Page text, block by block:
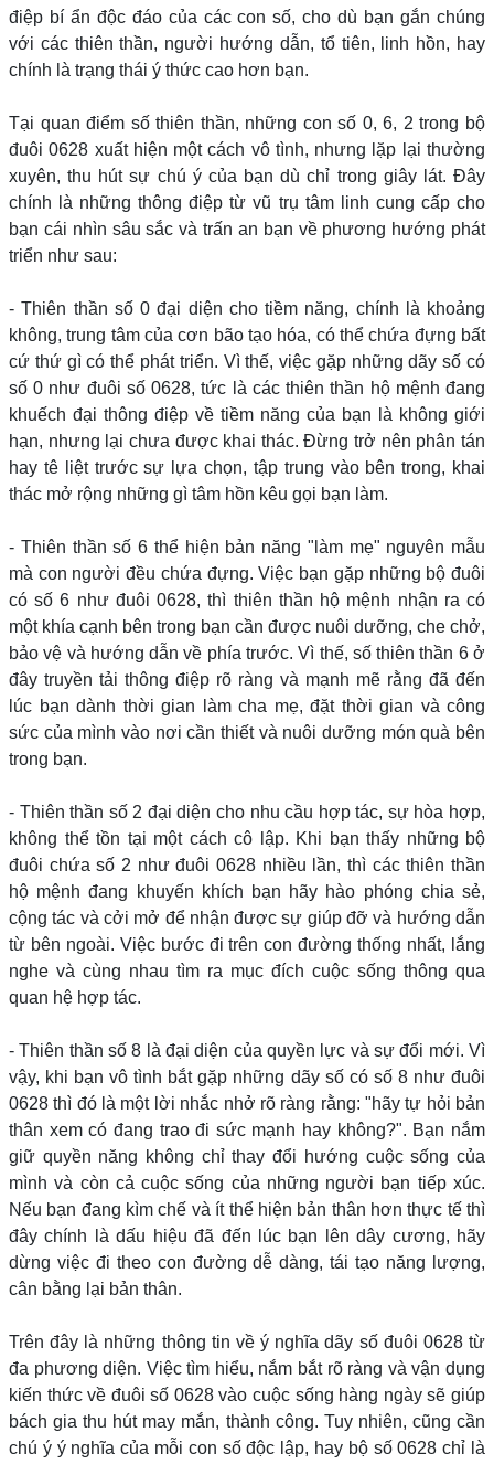
điệp bí ẩn độc đáo của các con số, cho dù bạn gắn chúng
với các thiên thần, người hướng dẫn, tổ tiên, linh hồn, hay
chính là trạng thái ý thức cao hơn bạn.
Tại quan điểm số thiên thần, những con số 0, 6, 2 trong bộ
đuôi 0628 xuất hiện một cách vô tình, nhưng lặp lại thường
xuyên, thu hút sự chú ý của bạn dù chỉ trong giây lát. Đây
chính là những thông điệp từ vũ trụ tâm linh cung cấp cho
bạn cái nhìn sâu sắc và trấn an bạn về phương hướng phát
triển như sau:
- Thiên thần số 0 đại diện cho tiềm năng, chính là khoảng
không, trung tâm của cơn bão tạo hóa, có thể chứa đựng bất
cứ thứ gì có thể phát triển. Vì thế, việc gặp những dãy số có
số 0 như đuôi số 0628, tức là các thiên thần hộ mệnh đang
khuếch đại thông điệp về tiềm năng của bạn là không giới
hạn, nhưng lại chưa được khai thác. Đừng trở nên phân tán
hay tê liệt trước sự lựa chọn, tập trung vào bên trong, khai
thác mở rộng những gì tâm hồn kêu gọi bạn làm.
- Thiên thần số 6 thể hiện bản năng "làm mẹ" nguyên mẫu
mà con người đều chứa đựng. Việc bạn gặp những bộ đuôi
có số 6 như đuôi 0628, thì thiên thần hộ mệnh nhận ra có
một khía cạnh bên trong bạn cần được nuôi dưỡng, che chở,
bảo vệ và hướng dẫn về phía trước. Vì thế, số thiên thần 6 ở
đây truyền tải thông điệp rõ ràng và mạnh mẽ rằng đã đến
lúc bạn dành thời gian làm cha mẹ, đặt thời gian và công
sức của mình vào nơi cần thiết và nuôi dưỡng món quà bên
trong bạn.
- Thiên thần số 2 đại diện cho nhu cầu hợp tác, sự hòa hợp,
không thể tồn tại một cách cô lập. Khi bạn thấy những bộ
đuôi chứa số 2 như đuôi 0628 nhiều lần, thì các thiên thần
hộ mệnh đang khuyến khích bạn hãy hào phóng chia sẻ,
cộng tác và cởi mở để nhận được sự giúp đỡ và hướng dẫn
từ bên ngoài. Việc bước đi trên con đường thống nhất, lắng
nghe và cùng nhau tìm ra mục đích cuộc sống thông qua
quan hệ hợp tác.
- Thiên thần số 8 là đại diện của quyền lực và sự đổi mới. Vì
vậy, khi bạn vô tình bắt gặp những dãy số có số 8 như đuôi
0628 thì đó là một lời nhắc nhở rõ ràng rằng: "hãy tự hỏi bản
thân xem có đang trao đi sức mạnh hay không?". Bạn nắm
giữ quyền năng không chỉ thay đổi hướng cuộc sống của
mình và còn cả cuộc sống của những người bạn tiếp xúc.
Nếu bạn đang kìm chế và ít thể hiện bản thân hơn thực tế thì
đây chính là dấu hiệu đã đến lúc bạn lên dây cương, hãy
dừng việc đi theo con đường dễ dàng, tái tạo năng lượng,
cân bằng lại bản thân.
Trên đây là những thông tin về ý nghĩa dãy số đuôi 0628 từ
đa phương diện. Việc tìm hiểu, nắm bắt rõ ràng và vận dụng
kiến thức về đuôi số 0628 vào cuộc sống hàng ngày sẽ giúp
bách gia thu hút may mắn, thành công. Tuy nhiên, cũng cần
chú ý ý nghĩa của mỗi con số độc lập, hay bộ số 0628 chỉ là